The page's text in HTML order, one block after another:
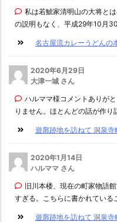
私は若鯱家清明山の大将と
の説明もなく、平成29年10月
名古屋流カレーうどん
2020年6月29日
大津一城 さん
ハルママ様コメントありが
りません。ほとんどの話が作
遊廓跡地を訪ねて 洞泉寺
2020年1月14日
ハルママ さん
旧川本楼、現在の町家物語
すぎる。こちらに書かれている
遊廓跡地を訪ねて 洞泉寺